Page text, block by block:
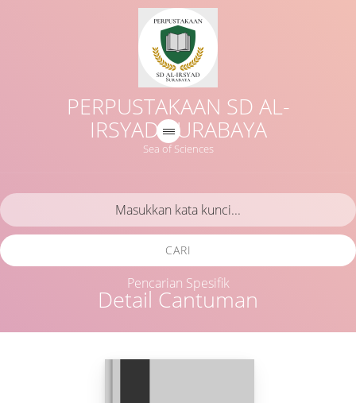
PERPUSTAKAAN SD AL-
IRSYAD SURABAYA
Sea of Sciences
Detail Cantuman
CARI
Pencarian Spesifik